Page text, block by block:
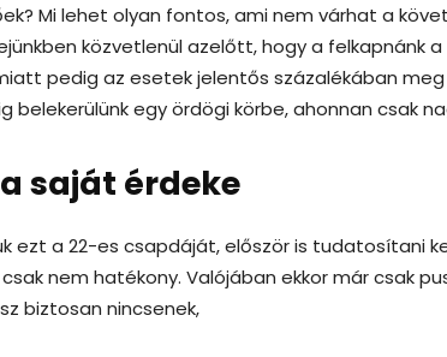
Mi lehet olyan fontos, ami nem várhat a
közvetlenül azelőtt, hogy a felkapnánk
pedig az esetek jelentős százalékában meg
belekerülünk egy ördögi körbe, ahonnan csak
saját érdeke
ezt a 22-es csapdáját, először is tudatosítani
nem hatékony. Valójában ekkor már csak
biztosan nincsenek,